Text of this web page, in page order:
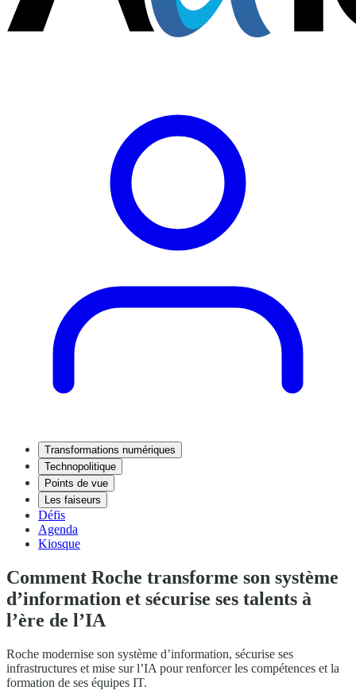
Transformations numériques
Technopolitique
Points de vue
Les faiseurs
Défis
Agenda
Kiosque
Comment Roche transforme son système
d’information et sécurise ses talents à
l’ère de l’IA
Roche modernise son système d’information, sécurise ses
infrastructures et mise sur l’IA pour renforcer les compétences et la
formation de ses équipes IT.